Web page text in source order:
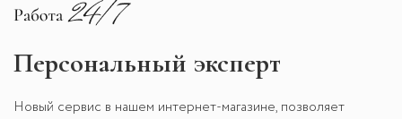
Персональный эксперт
Новый сервис в нашем интернет-магазине, позволяет